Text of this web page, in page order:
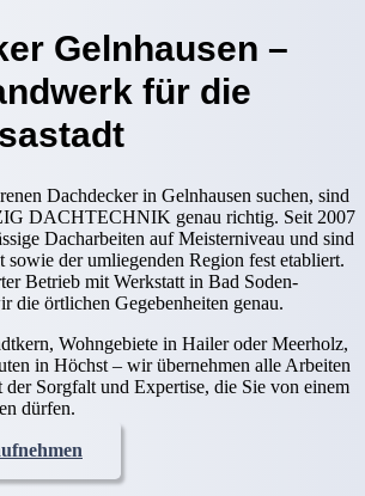
Gelnhausen –
für die
Dachdecker in Gelnhausen suchen, sind
DACHTECHNIK genau richtig. Seit 2007
Dacharbeiten auf Meisterniveau und sind
sowie der umliegenden Region fest etabliert.
Betrieb mit Werkstatt in Bad Soden-
die örtlichen Gegebenheiten genau.
Wohngebiete in Hailer oder Meerholz,
in Höchst – wir übernehmen alle Arbeiten
Sorgfalt und Expertise, die Sie von einem
dürfen.